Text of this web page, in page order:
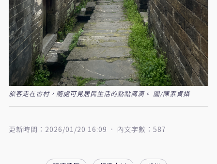
旅客走在古村，隨處可見居民生活的點點滴滴。 圖/陳素貞攝
更新時間：2026/01/20 16:09 內文字數：587